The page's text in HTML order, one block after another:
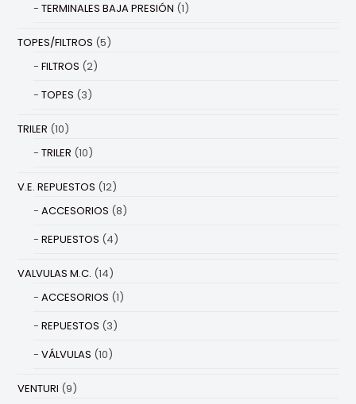
TERMINALES BAJA PRESIÓN (1)
TOPES/FILTROS (5)
FILTROS (2)
TOPES (3)
TRILER (10)
TRILER (10)
V.E. REPUESTOS (12)
ACCESORIOS (8)
REPUESTOS (4)
VALVULAS M.C. (14)
ACCESORIOS (1)
REPUESTOS (3)
VÁLVULAS (10)
VENTURI (9)